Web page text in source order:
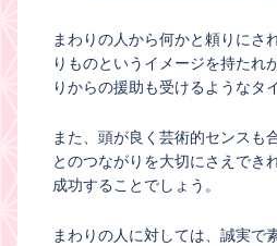
まわりの人から何かと頼りにさ
りものというイメージを持たれ
りからの援助も受けるようなタ
また、頭が良く芸術的センスも
とのつながりを大切にさえでき
成功することでしょう。
まわりの人に対しては、誠実で